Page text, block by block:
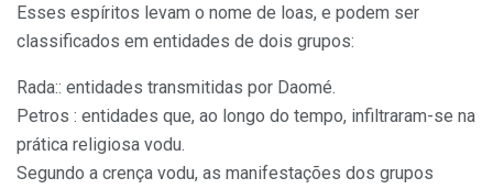
Esses espíritos levam o nome de loas, e podem ser
classificados em entidades de dois grupos:
Rada:: entidades transmitidas por Daomé.
Petros : entidades que, ao longo do tempo, infiltraram-se na
prática religiosa vodu.
Segundo a crença vodu, as manifestações dos grupos